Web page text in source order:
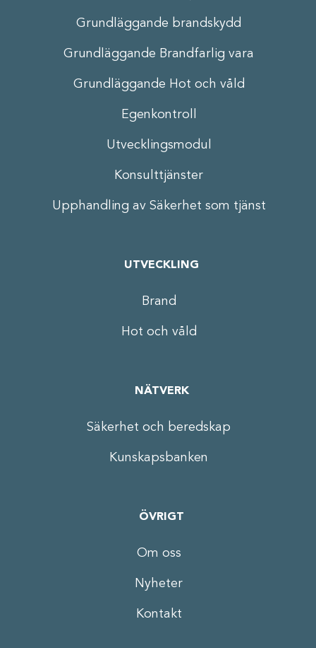
Grundläggande brandskydd
Grundläggande Brandfarlig vara
Grundläggande Hot och våld
Egenkontroll
Utvecklingsmodul
Konsulttjänster
Upphandling av Säkerhet som tjänst
UTVECKLING
Brand
Hot och våld
NÄTVERK
Säkerhet och beredskap
Kunskapsbanken
ÖVRIGT
Om oss
Nyheter
Kontakt